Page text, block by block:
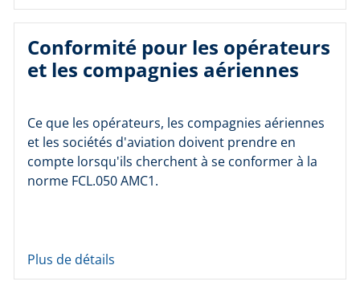
Conformité pour les opérateurs
et les compagnies aériennes
Ce que les opérateurs, les compagnies aériennes
et les sociétés d'aviation doivent prendre en
compte lorsqu'ils cherchent à se conformer à la
norme FCL.050 AMC1.
Plus de détails